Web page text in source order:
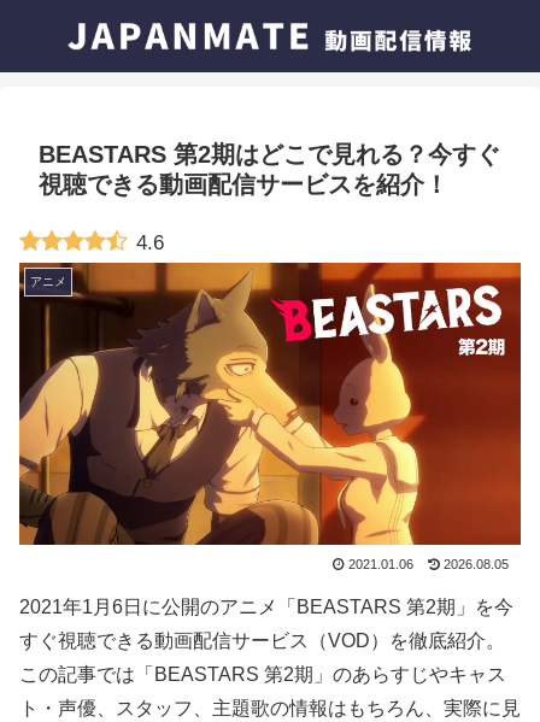
BEASTARS 第2期はどこで見れる？今すぐ
視聴できる動画配信サービスを紹介！
4.6
アニメ
2021.01.06 2026.08.05
2021年1月6日に公開のアニメ「BEASTARS 第2期」を今
すぐ視聴できる動画配信サービス（VOD）を徹底紹介。
この記事では「BEASTARS 第2期」のあらすじやキャス
ト・声優、スタッフ、主題歌の情報はもちろん、実際に見